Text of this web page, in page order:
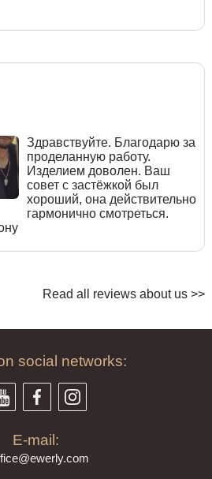
Здравствуйте. Благодарю за
проделанную работу.
Изделием доволен. Ваш
совет с застёжкой был
хороший, она действительно
гармонично смотреться.
Read all reviews about us >>
social networks:
E-mail:
ce@ewerly.com